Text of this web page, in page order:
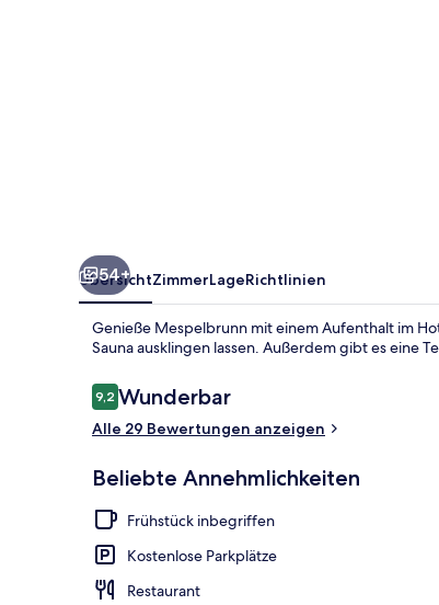
54+
ÜbersichtZimmerLageRichtlinien
Genieße Mespelbrunn mit einem Aufenthalt im
Sauna ausklingen lassen. Außerdem gibt es eine
Bewertungen
9,29,2 von 10.
Wunderbar
Alle 29 Bewertungen anzeigen
Beliebte Annehmlichkeiten
Frühstück inbegriffen
Kostenlose Parkplätze
Restaurant